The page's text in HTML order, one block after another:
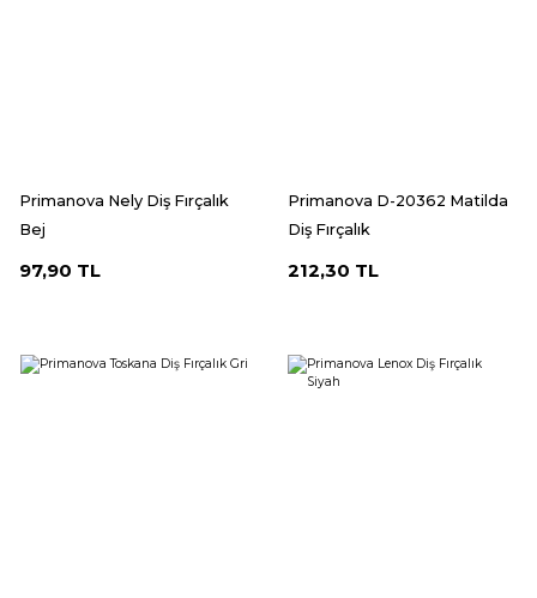
Primanova Nely Diş Fırçalık
Bej
97,90 TL
Primanova D-20362 Matilda
Diş Fırçalık
212,30 TL